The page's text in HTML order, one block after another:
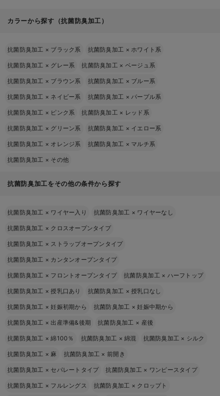
カラーから探す（抗菌防臭加工）
抗菌防臭加工 × ブラック系 抗菌防臭加工 ×ホワイト系
抗菌防臭加工 × グレー系 抗菌防臭加工 × ベージュ系
抗菌防臭加工 × ブラウン系 抗菌防臭加工 × ブルー系
抗菌防臭加工 × ネイビー系 抗菌防臭加工 ×パープル系
抗菌防臭加工 × ピンク系 抗菌防臭加工 × レッド系
抗菌防臭加工 × グリーン系 抗菌防臭加工 × イエロー系
抗菌防臭加工 × オレンジ系 抗菌防臭加工 × マルチ系
抗菌防臭加工 × その他
抗菌防臭加工をその他の条件から探す
抗菌防臭加工 × ワイヤー入り 抗菌防臭加工 × ワイヤーなし
抗菌防臭加工 × クロスオープンタイプ
抗菌防臭加工 × ストラップオープンタイプ
抗菌防臭加工 × カンタンオープンタイプ
抗菌防臭加工 × フロントオープンタイプ 抗菌防臭加工 × ハーフトップ
抗菌防臭加工 ×授乳口あり 抗菌防臭加工 ×授乳口なし
抗菌防臭加工 ×妊娠初期から 抗菌防臭加工 ×妊娠中期から
抗菌防臭加工 × 出産準備&後期 抗菌防臭加工 × 産後
抗菌防臭加工 ×綿100％ 抗菌防臭加工 ×綿混 抗菌防臭加工 × シルク
抗菌防臭加工 × 麻 抗菌防臭加工 × 前開き
抗菌防臭加工 × セパレートタイプ 抗菌防臭加工 × ワンピースタイプ
抗菌防臭加工 × フルレングス 抗菌防臭加工 × クロップト